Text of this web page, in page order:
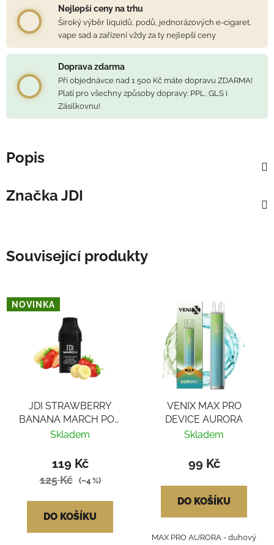
Nejlepší ceny na trhu
Široký výběr liquidů, podů, jednorázových e-cigaret,
vape sad a zařízení vždy za ty nejlepší ceny
Doprava zdarma
Při objednávce nad 1 500 Kč máte dopravu ZDARMA!
Platí pro všechny způsoby dopravy: PPL, GLS i
Zásilkovnu!
Popis
Značka JDI
Související produkty
NOVINKA
JDI STRAWBERRY
BANANA MARCH POD
20mg
Skladem
119 Kč
125 Kč (–4 %)
DO KOŠÍKU
VENIX MAX PRO
DEVICE AURORA
Skladem
99 Kč
DO KOŠÍKU
MAX PRO AURORA - duhový